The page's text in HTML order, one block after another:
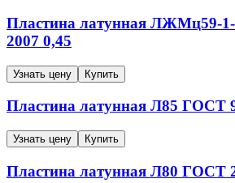
Пластина латунная ЛЖМц59-1-
2007 0,45
Узнать цену Купить
Пластина латунная Л85 ГОСТ
Узнать цену Купить
Пластина латунная Л80 ГОСТ